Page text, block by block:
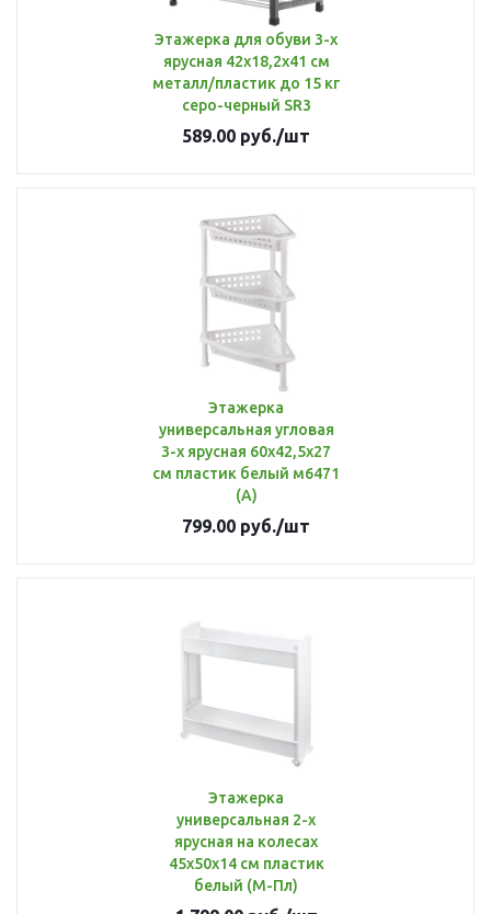
Этажерка для обуви 3-х
ярусная 42х18,2х41 см
металл/пластик до 15 кг
серо-черный SR3
589.00 руб./шт
Этажерка
универсальная угловая
3-х ярусная 60х42,5х27
см пластик белый м6471
(А)
799.00 руб./шт
Этажерка
универсальная 2-х
ярусная на колесах
45х50х14 см пластик
белый (М-Пл)